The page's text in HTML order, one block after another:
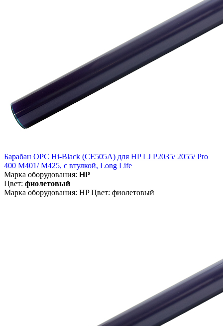
Барабан OPC Hi-Black (CE505A) для HP LJ P2035/ 2055/ Pro
400 M401/ M425, с втулкой, Long Life
Марка оборудования: HP
Цвет: фиолетовый
Марка оборудования: HP Цвет: фиолетовый